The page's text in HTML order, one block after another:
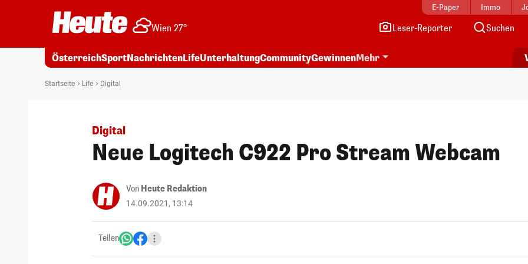
E-Paper Immo
Wien 27° Leser-Reporter Suchen
ÖsterreichSportNachrichtenLifeUnterhaltungCommunityGewinnenMehr
Startseite Life Digital
Digital
Neue Logitech C922 Pro Stream Webcam
Von Heute Redaktion
14.09.2021, 13:14
Teilen